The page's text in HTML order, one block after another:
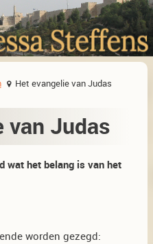
Het evangelie van Judas
van Judas
wat het belang is van het
worden gezegd: